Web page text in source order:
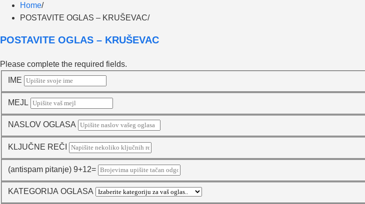
Home
POSTAVITE OGLAS – KRUŠEVAC
POSTAVITE OGLAS – KRUŠEVAC
Please complete the required fields.
IME
MEJL
NASLOV OGLASA
KLJUČNE REČI
(antispam pitanje) 9+12=
KATEGORIJA OGLASA